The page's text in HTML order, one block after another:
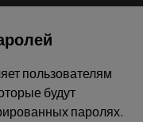
пользователям
будут
паролях.